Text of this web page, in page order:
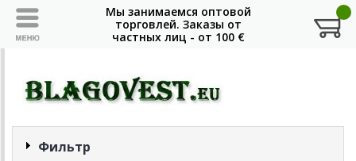
Фильтр